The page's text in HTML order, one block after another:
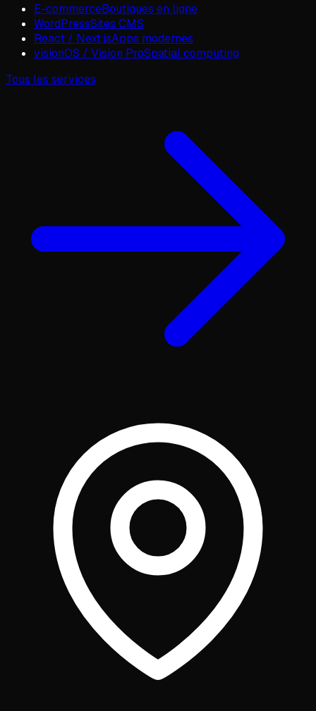
E-commerceBoutiques en ligne
WordPressSites CMS
React / Next.jsApps modernes
visionOS / Vision ProSpatial computing
Tous les services